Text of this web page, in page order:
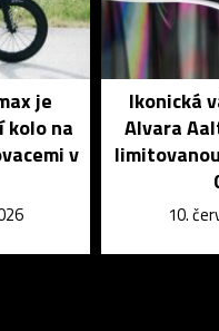
je
kolo na
v
Ikonická
Alvara
10.